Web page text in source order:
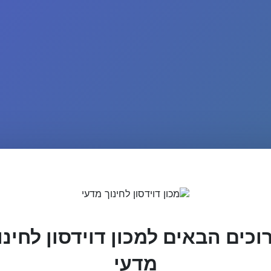
הבאים למכון דוידסון
מדעי